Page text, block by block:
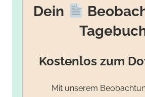
Dein
Kostenlos zum
Mit unserem